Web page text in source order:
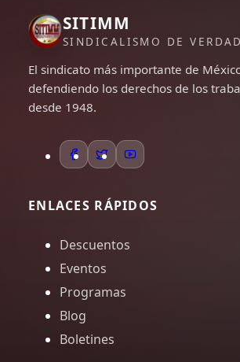
SITIMM
SINDICALISMO DE VERDAD
El sindicato más importante de
defendiendo los derechos de los
desde 1948.
ENLACES RÁPIDOS
Descuentos
Eventos
Programas
Blog
Boletines